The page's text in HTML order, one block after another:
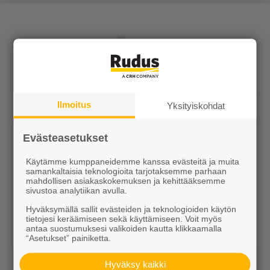
KEVEÄ tuotteet
Pihakivet ja maisematuotteet
Betoni
Kaivot ja putket
Infraelementit
Porraselementit
Ilmoitus Yksityiskohdat
Evästeasetukset
Käytämme kumppaneidemme kanssa evästeitä ja muita
samankaltaisia teknologioita tarjotaksemme parhaan
mahdollisen asiakaskokemuksen ja kehittääksemme
sivustoa analytiikan avulla.
Hyväksymällä sallit evästeiden ja teknologioiden käytön
tietojesi keräämiseen sekä käyttämiseen. Voit myös
antaa suostumuksesi valikoiden kautta klikkaamalla
“Asetukset” painiketta.
Hyväksy kaikki